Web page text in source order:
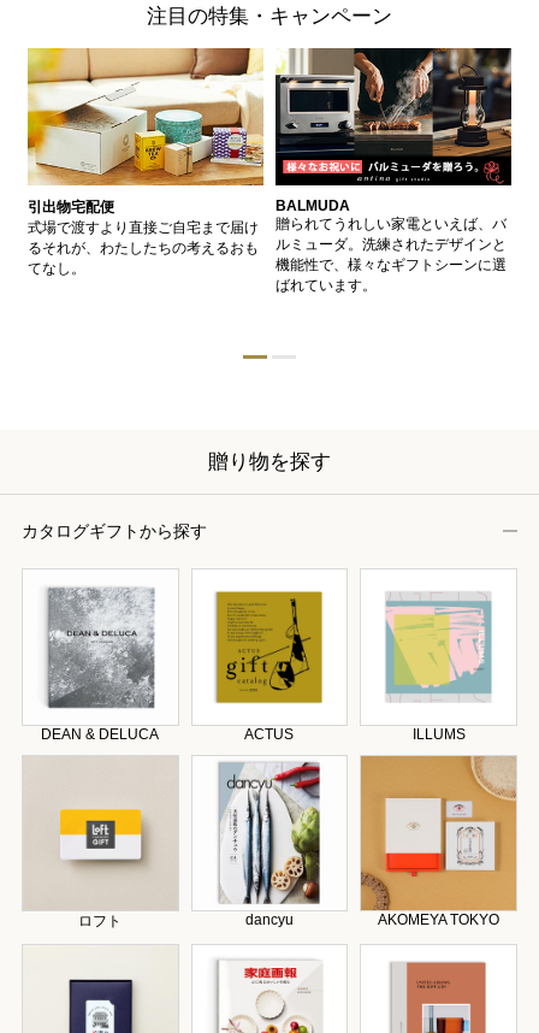
注目の特集・キャンペーン
引出物宅配便
式場で渡すより直接ご自宅まで届け
るそれが、わたしたちの考えるおも
てなし。
BALMUDA
贈られてうれしい家電といえば、バ
ルミューダ。洗練されたデザインと
機能性で、様々なギフトシーンに選
ばれています。
贈り物を探す
カタログギフトから探す
DEAN & DELUCA ACTUS ILLUMS
ロフト dancyu AKOMEYA TOKYO